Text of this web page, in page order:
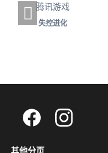
腾讯游戏
失控进化